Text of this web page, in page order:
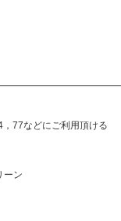
77などにご利用頂ける
ーン